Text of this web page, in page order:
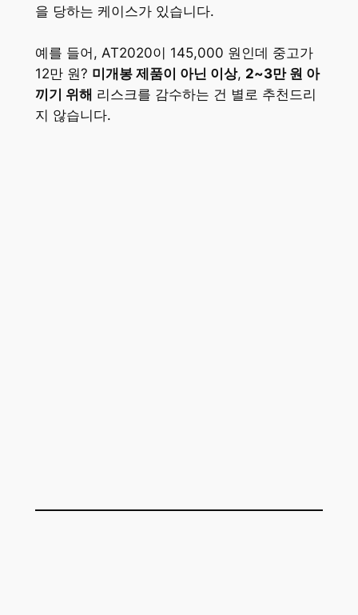
을 당하는 케이스가 있습니다.
예를 들어, AT2020이 145,000 원인데 중고가
12만 원? 미개봉 제품이 아닌 이상, 2~3만 원 아
끼기 위해 리스크를 감수하는 건 별로 추천드리
지 않습니다.